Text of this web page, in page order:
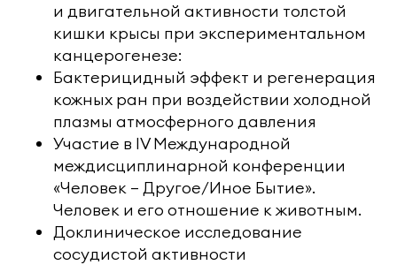
и двигательной активности толстой
кишки крысы при экспериментальном
канцерогенезе:
Бактерицидный эффект и регенерация
кожных ран при воздействии холодной
плазмы атмосферного давления
Участие в IV Международной
междисциплинарной конференции
«Человек — Другое/Иное Бытие».
Человек и его отношение к животным.
Доклиническое исследование
сосудистой активности